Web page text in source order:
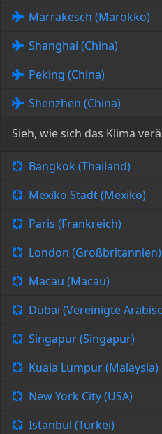
Marrakesch (Marokko)
Shanghai (China)
Peking (China)
Shenzhen (China)
Sieh, wie sich das Klima
Bangkok (Thailand)
Mexiko Stadt (Mexiko)
Paris (Frankreich)
London (Großbritannien)
Macau (Macau)
Dubai (Vereinigte
Singapur (Singapur)
Kuala Lumpur (Malaysia)
New York City (USA)
Istanbul (Türkei)